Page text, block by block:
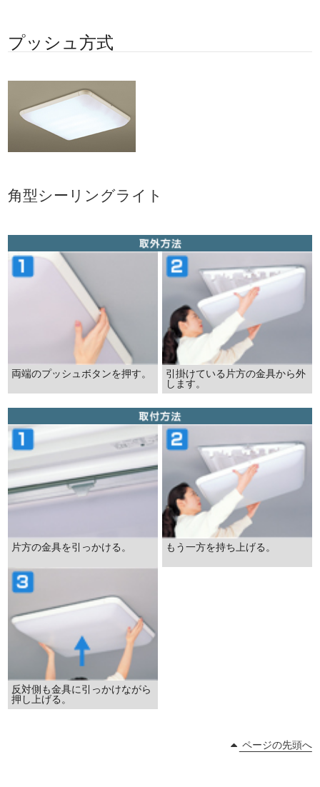
プッシュ方式
角型シーリングライト
両端のプッシュボタンを押す。
引掛けている片方の金具から外
します。
片方の金具を引っかける。 もう一方を持ち上げる。
反対側も金具に引っかけながら
押し上げる。
ページの先頭へ